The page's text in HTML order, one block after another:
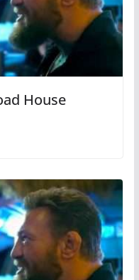
House